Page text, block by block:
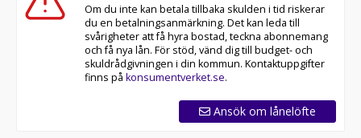
Om du inte kan betala tillbaka skulden i tid riskerar
du en betalningsanmärkning. Det kan leda till
svårigheter att få hyra bostad, teckna abonnemang
och få nya lån. För stöd, vänd dig till budget- och
skuldrådgivningen i din kommun. Kontaktuppgifter
finns på konsumentverket.se.
Ansök om lånelöfte